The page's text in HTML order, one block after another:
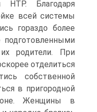
НТР. Благодаря
всей системы
гораздо более
родители. При
отделиться
собственной
в пригородной
зоне. Женщины в